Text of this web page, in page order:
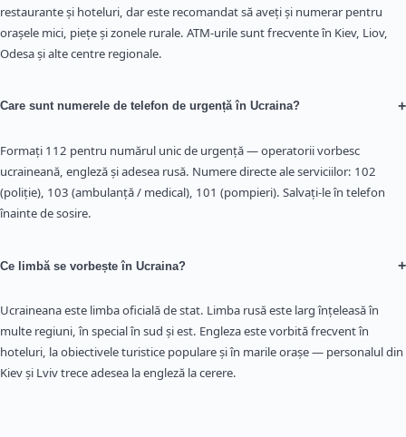
restaurante și hoteluri, dar este recomandat să aveți și numerar pentru
orașele mici, piețe și zonele rurale. ATM-urile sunt frecvente în Kiev, Liov,
Odesa și alte centre regionale.
Care sunt numerele de telefon de urgență în Ucraina? +
Formați 112 pentru numărul unic de urgență — operatorii vorbesc
ucraineană, engleză și adesea rusă. Numere directe ale serviciilor: 102
(poliție), 103 (ambulanță / medical), 101 (pompieri). Salvați-le în telefon
înainte de sosire.
Ce limbă se vorbește în Ucraina? +
Ucraineana este limba oficială de stat. Limba rusă este larg înțeleasă în
multe regiuni, în special în sud și est. Engleza este vorbită frecvent în
hoteluri, la obiectivele turistice populare și în marile orașe — personalul din
Kiev și Lviv trece adesea la engleză la cerere.